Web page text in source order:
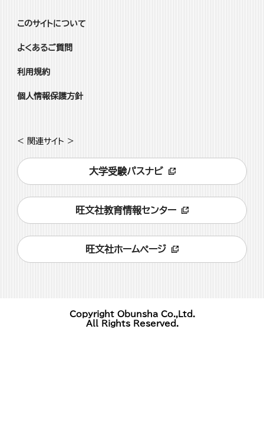
このサイトについて
よくあるご質問
利用規約
個人情報保護方針
< 関連サイト >
大学受験パスナビ
旺文社教育情報センター
旺文社ホームページ
Copyright Obunsha Co.,Ltd.
All Rights Reserved.